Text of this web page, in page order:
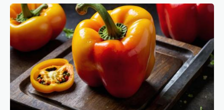
Nu arunca codițele ardeilor. Cum le poți folosi
inteligent
21 dec 2025, 16:31